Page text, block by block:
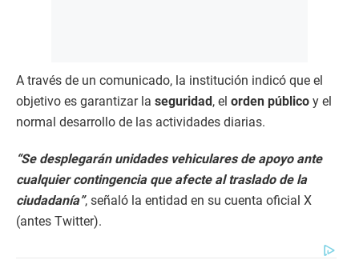
A través de un comunicado, la institución indicó que el
objetivo es garantizar la seguridad , el orden público y el
normal desarrollo de las actividades diarias.
“Se desplegarán unidades vehiculares de apoyo ante
cualquier contingencia que afecte al traslado de la
ciudadanía”, señaló la entidad en su cuenta oficial X
(antes Twitter).